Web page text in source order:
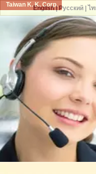
Taiwan K. K. Corp.
English| Русский| ไท